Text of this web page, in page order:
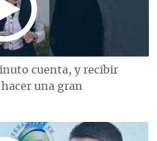
cuenta, y recibir
una gran